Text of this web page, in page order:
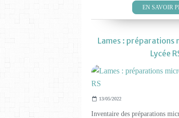
EN SAVOIR
Lames : préparations
Lycée
13/05/2022
Inventaire des préparations